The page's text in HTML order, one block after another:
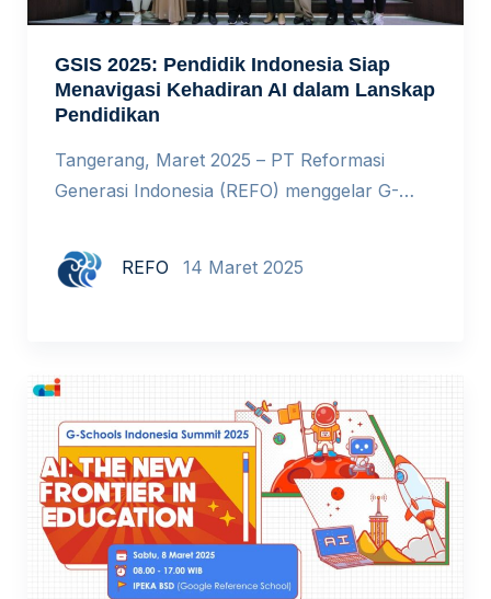
GSIS 2025: Pendidik Indonesia Siap
Menavigasi Kehadiran AI dalam Lanskap
Pendidikan
Tangerang, Maret 2025 – PT Reformasi
Generasi Indonesia (REFO) menggelar G-
Dihadiri lebih dari 300 peserta yang terdiri
dari pemimpin, pengambil keputusan,
Google di seluruh Indonesia, GSIS 2025
diadakan pada Sabtu, 8 Maret 2025, pukul
8.00 – 17.00 WIB di IPEKA BSD, […]
REFO 14 Maret 2025